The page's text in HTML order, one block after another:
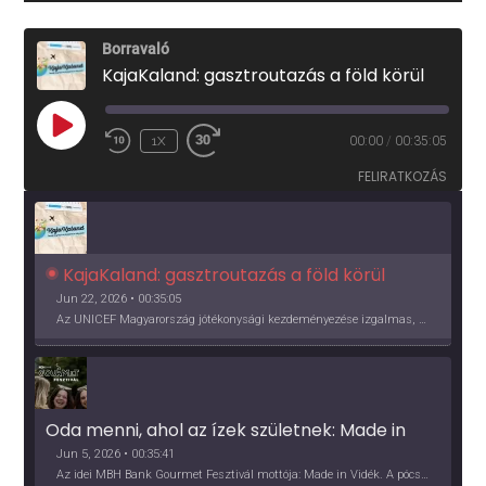
Borravaló
KajaKaland: gasztroutazás a föld körül
PLAY
EPISODE
1X 00:00 / 00:35:05
FELIRATKOZÁS
KajaKaland: gasztroutazás a föld körül
Jun 22, 2026 • 00:35:05
Az UNICEF Magyarország jótékonysági kezdeményezése izgalmas, egész éves világkörüli ízutazásra hív, igazi családi program és gasztroedukáció, illetve segítség a rászorulóknak is egyben.
Oda menni, ahol az ízek születnek: Made in
Vidék, Gourmet Fesztivál 2026
Jun 5, 2026 • 00:35:41
Az idei MBH Bank Gourmet Fesztivál mottója: Made in Vidék. A pócsmegyeri Papi, a mályinkai Iszkor és a szigligeti Villa Kabala tulajdonosai beszélnek arról, hogy mit jelentenek nekik a vidék ízei.